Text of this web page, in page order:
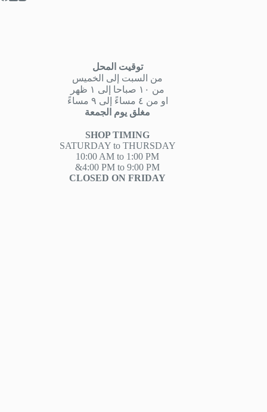
توقيت المحل
من السبت إلى الخميس
من ١٠ صباحا إلى ١ ظهر
او من ٤ مساءً إلى ٩ مساءً
مغلق يوم الجمعة
SHOP TIMING
SATURDAY to THURSDAY
10:00 AM to 1:00 PM
&4:00 PM to 9:00 PM
CLOSED ON FRIDAY